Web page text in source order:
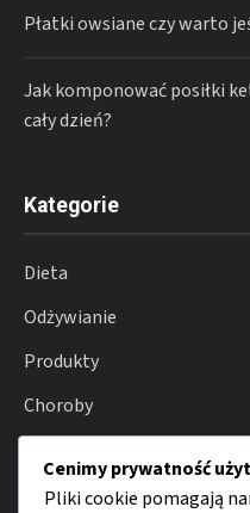
Płatki owsiane czy warto
Jak komponować posiłki
cały dzień?
Kategorie
Dieta
Odżywianie
Produkty
Choroby
Porady
Cenimy prywatność
Pliki cookie pomagają